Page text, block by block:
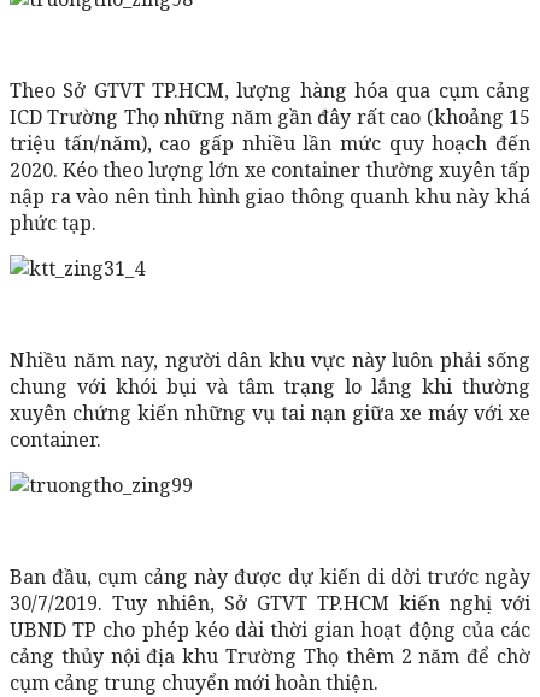
Theo Sở GTVT TP.HCM, lượng hàng hóa qua cụm cảng
ICD Trường Thọ những năm gần đây rất cao (khoảng 15
triệu tấn/năm), cao gấp nhiều lần mức quy hoạch đến
2020. Kéo theo lượng lớn xe container thường xuyên tấp
nập ra vào nên tình hình giao thông quanh khu này khá
phức tạp.
Nhiều năm nay, người dân khu vực này luôn phải sống
chung với khói bụi và tâm trạng lo lắng khi thường
xuyên chứng kiến những vụ tai nạn giữa xe máy với xe
container.
Ban đầu, cụm cảng này được dự kiến di dời trước ngày
30/7/2019. Tuy nhiên, Sở GTVT TP.HCM kiến nghị với
UBND TP cho phép kéo dài thời gian hoạt động của các
cảng thủy nội địa khu Trường Thọ thêm 2 năm để chờ
cụm cảng trung chuyển mới hoàn thiện.